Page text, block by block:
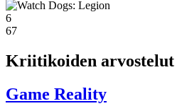
6
67
Kriitikoiden arvostelut
Game Reality